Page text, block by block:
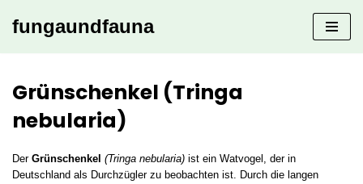
fungaundfauna
Grünschenkel (Tringa
nebularia)
Der Grünschenkel (Tringa nebularia) ist ein Watvogel, der in
Deutschland als Durchzügler zu beobachten ist. Durch die langen